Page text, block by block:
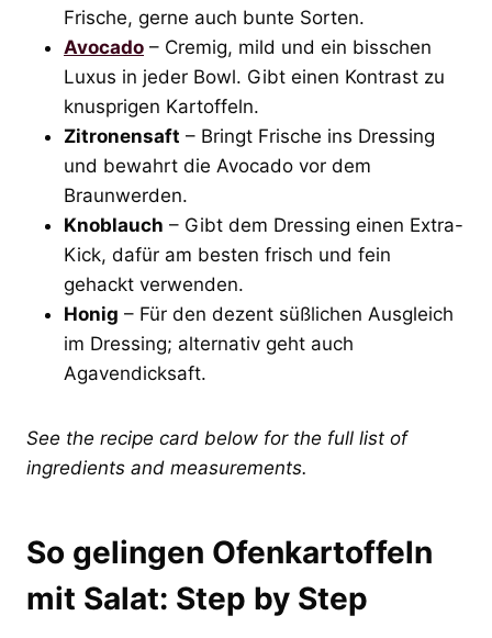
Frische, gerne auch bunte Sorten.
Avocado – Cremig, mild und ein bisschen
Luxus in jeder Bowl. Gibt einen Kontrast zu
knusprigen Kartoffeln.
Zitronensaft – Bringt Frische ins Dressing
und bewahrt die Avocado vor dem
Braunwerden.
Knoblauch – Gibt dem Dressing einen Extra-
Kick, dafür am besten frisch und fein
gehackt verwenden.
Honig – Für den dezent süßlichen Ausgleich
im Dressing; alternativ geht auch
Agavendicksaft.
See the recipe card below for the full list of
ingredients and measurements.
So gelingen Ofenkartoffeln
mit Salat: Step by Step